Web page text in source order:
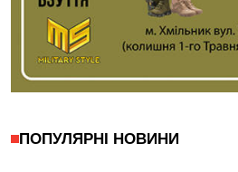
ПОПУЛЯРНІ НОВИНИ